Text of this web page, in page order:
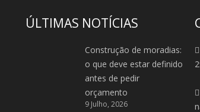
ÚLTIMAS NOTÍCIAS
Construção de moradias:
o que deve estar definido
antes de pedir
orçamento
9 Julho, 2026